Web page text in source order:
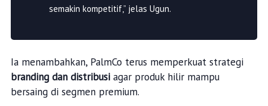
semakin kompetitif,” jelas Ugun.
Ia menambahkan, PalmCo terus memperkuat strategi
branding dan distribusiagar produk hilir mampu
bersaing di segmen premium.